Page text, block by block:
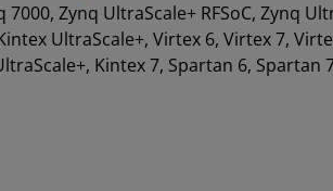
7000, Zynq UltraScale+ RFSoC, Zynq
UltraScale+, Virtex 6, Virtex 7,
Kintex 7, Spartan 6, Spartan